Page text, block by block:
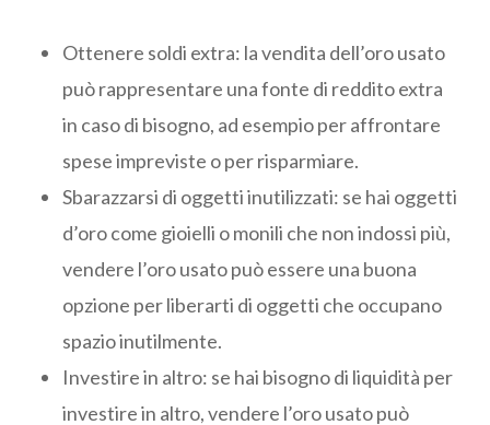
Ottenere soldi extra: la vendita dell’oro usato
può rappresentare una fonte di reddito extra
in caso di bisogno, ad esempio per affrontare
spese impreviste o per risparmiare.
Sbarazzarsi di oggetti inutilizzati: se hai oggetti
d’oro come gioielli o monili che non indossi più,
vendere l’oro usato può essere una buona
opzione per liberarti di oggetti che occupano
spazio inutilmente.
Investire in altro: se hai bisogno di liquidità per
investire in altro, vendere l’oro usato può